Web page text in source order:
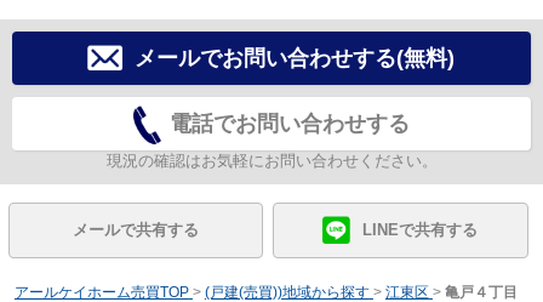
メールでお問い合わせする(無料)
電話でお問い合わせする
現況の確認はお気軽にお問い合わせください。
メールで共有する LINEで共有する
アールケイホーム売買TOP > (戸建(売買))地域から探す > 江東区 > 亀戸４丁目